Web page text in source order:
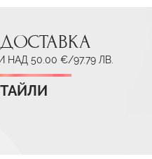
НАД 50.00 €/97.79 ЛВ.